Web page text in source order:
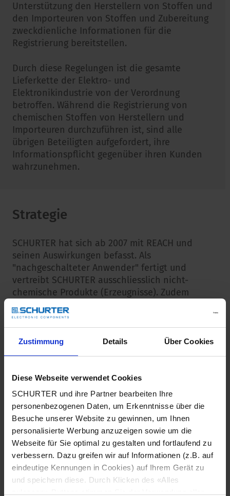
Zustimmung Details Über Cookies
Diese Webseite verwendet Cookies
SCHURTER und ihre Partner bearbeiten Ihre
personenbezogenen Daten, um Erkenntnisse über die
Besuche unserer Website zu gewinnen, um Ihnen
personalisierte Werbung anzuzeigen sowie um die
Webseite für Sie optimal zu gestalten und fortlaufend zu
verbessern. Dazu greifen wir auf Informationen (z.B. auf
eindeutige Kennungen in Cookies) auf Ihrem Gerät zu
und speichern diese. Durch Klicken des «Alles
Unterstützung den Herstellern von Stoffen und
den Importeuren von Stoffen und Zubereitung
zweckdienliche Informationen für die
Registrierung bereitstellen.
Durch diese Regelungen ist die gesamte
Lieferkette der Elektro- und
Elektronikindustrie von der Verordnung
betroffen. Während die Registrierung von
chemischen Stoffen von Herstellern und
Importeuren durchzuführen ist, sind alle
übrigen Beteiligten aufgefordert, ihre
Informationspflicht gegenüber ihren Kunden
wahrzunehmen.
Strategie
SCHURTER hat sich ab 2007 mit REACH und
seinen Auswirkungen befasst. Als
"nachgeschalteter Anwender" fertigt und
vertreibt SCHURTER ausschliesslich nicht-
chemische Produkte (Erzeugnisse). Zudem
werden aus den SCHURTER-Produkten unter
normalen und vernünftigerweise
vorhersehbaren Verwendungsbedingungen
keine chemischen Stoffe freigesetzt. Somit
muss SCHURTER keine Stoffe oder
zudem unter REACH nicht verpflichtet, für
seine Produkte Sicherheitsdatenblätter oder
Sicherheitsinformationen zur Verfügung
stellen.
Die "Kandidatenliste" wird halbjährlich
aktualisiert. Sie enthält aktuell 242 Stoffe, die
von der EChA als bedenklich eingestuft
werden. Der Einsatz dieser Stoffe ist durch die